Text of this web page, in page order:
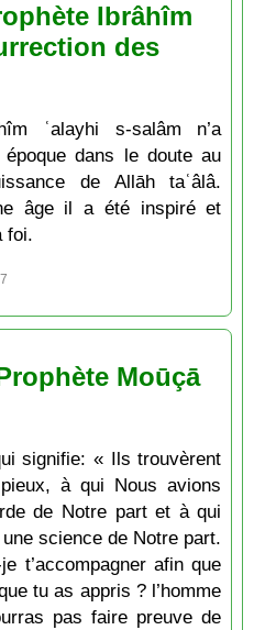
Ibrâhîm
des
ʿalayhi s-salâm n’a
dans le doute au
de Allāh taʿâlâ.
âge il a été inspiré et
foi.
Moūçā
signifie: « Ils trouvèrent
à qui Nous avions
de Notre part et à qui
science de Notre part.
t’accompagner afin que
tu as appris ? l’homme
pas faire preuve de